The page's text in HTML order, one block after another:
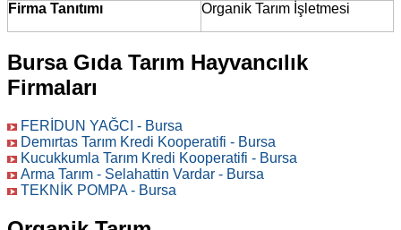
Firma Tanıtımı
Organik Tarım İşletmesi
Bursa Gıda Tarım Hayvancılık
Firmaları
FERİDUN YAĞCI - Bursa
Demırtas Tarım Kredi Kooperatifi - Bursa
Kucukkumla Tarım Kredi Kooperatifi - Bursa
Arma Tarım - Selahattin Vardar - Bursa
TEKNİK POMPA - Bursa